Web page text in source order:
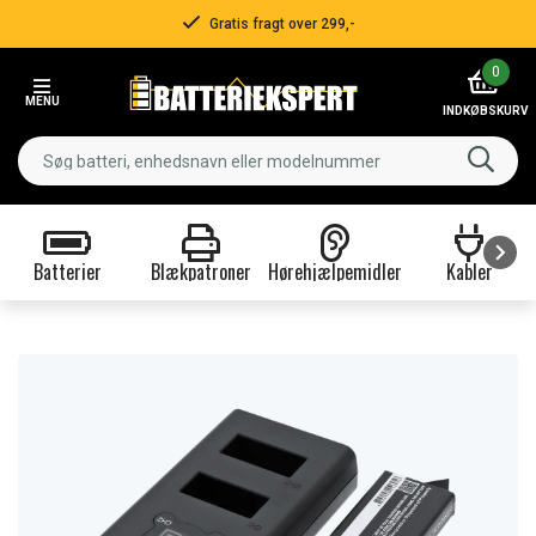
Gratis fragt over 299,-
MENU
0
INDKØBSKURV
Batterier Blækpatroner Hørehjælpemidler Kabler